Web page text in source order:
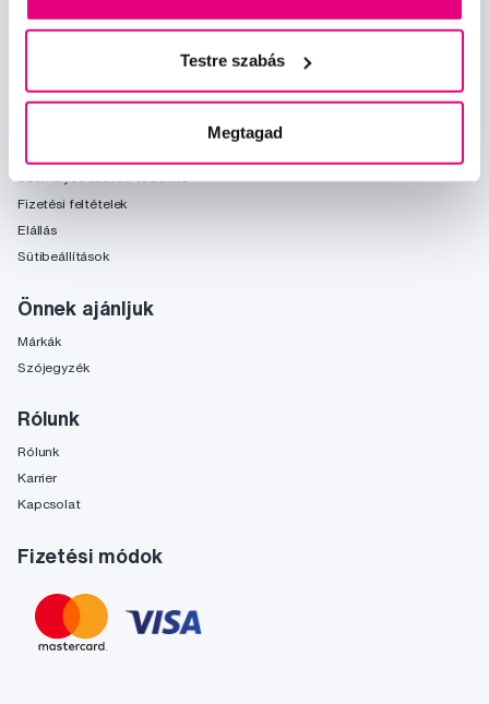
Testre szabás
Megtagad
A vásárlás menete
Fizetési feltételek
Elállás
Sütibeállítások
Önnek ajánljuk
Márkák
Szójegyzék
Rólunk
Rólunk
Karrier
Kapcsolat
Fizetési módok